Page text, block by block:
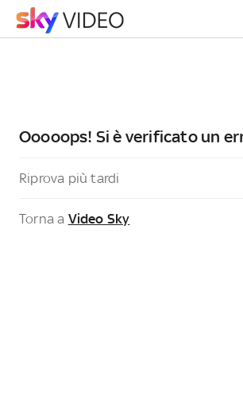
Ooooops! Si è verificato un
Riprova più tardi
Torna a Video Sky